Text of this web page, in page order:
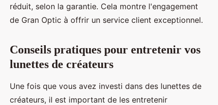
réduit, selon la garantie. Cela montre l'engagement
de Gran Optic à offrir un service client exceptionnel.
Conseils pratiques pour entretenir vos
lunettes de créateurs
Une fois que vous avez investi dans des lunettes de
créateurs, il est important de les entretenir